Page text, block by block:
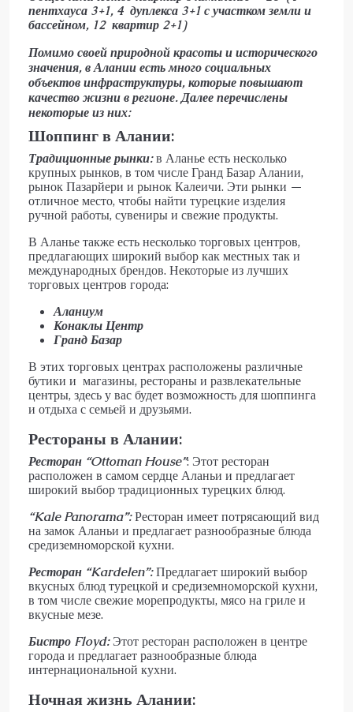
пентхауса 3+1, 4 дуплекса 3+1 с участком земли и
бассейном, 12 квартир 2+1)
Помимо своей природной красоты и исторического
значения, в Алании есть много социальных
объектов инфраструктуры, которые повышают
качество жизни в регионе. Далее перечислены
некоторые из них:
Шоппинг в Алании:
Традиционные рынки:в Аланье есть несколько
крупных рынков, в том числе Гранд Базар Алании,
рынок Пазарйери и рынок Калеичи. Эти рынки —
отличное место, чтобы найти турецкие изделия
ручной работы, сувениры и свежие продукты.
В Аланье также есть несколько торговых центров,
предлагающих широкий выбор как местных так и
международных брендов. Некоторые из лучших
торговых центров города:
Аланиум
Конаклы Центр
Гранд Базар
В этих торговых центрах расположены различные
бутики и магазины, рестораны и развлекательные
центры, здесь у вас будет возможность для шоппинга
и отдыха с семьей и друзьями.
Рестораны в Алании:
Ресторан “Ottoman House”: Этот ресторан
расположен в самом сердце Аланьи и предлагает
широкий выбор традиционных турецких блюд.
“Kale Panorama”:Ресторан имеет потрясающий вид
на замок Аланьи и предлагает разнообразные блюда
средиземноморской кухни.
Ресторан “Kardelen”:Предлагает широкий выбор
вкусных блюд турецкой и средиземноморской кухни,
в том числе свежие морепродукты, мясо на гриле и
вкусные мезе.
Бистро Floyd:Этот ресторан расположен в центре
города и предлагает разнообразные блюда
интернациональной кухни.
Ночная жизнь Алании: